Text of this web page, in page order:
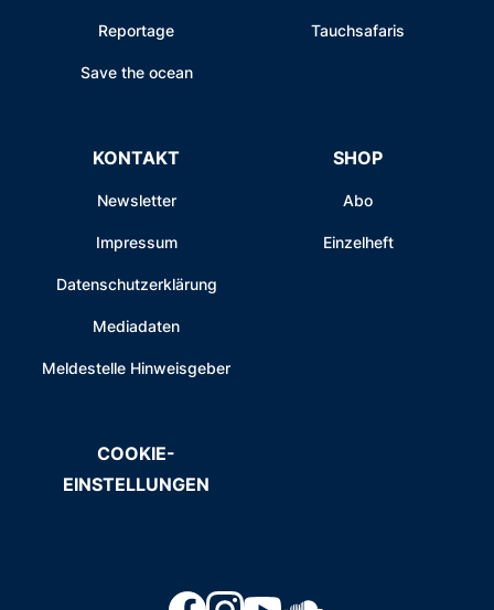
Reportage
Save the ocean
Tauchsafaris
KONTAKT
Newsletter
Impressum
Datenschutzerklärung
Mediadaten
Meldestelle Hinweisgeber
SHOP
Abo
Einzelheft
COOKIE-
EINSTELLUNGEN